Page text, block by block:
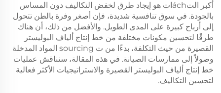
أكبر التáchات هو إيجاد طرق لخفض التكاليف دون المساس
بالجودة. في سوق تنافسية شديدة، فإن أصغر وفرة بالطن تتحول
إلى أرباح كبيرة على المدى الطويل. والأفضل من ذلك، أن هناك
طرقًا لتحسين مكونات مختلفة من خط إنتاج ألياف البوليستر
القصيرة من حيث التكلفة، بدءًا من ت sourcing المواد المدخلة
وصولاً إلى ممارسات الصيانة. في هذه المقالة، سنناقش عمليات
خط إنتاج ألياف البوليستر القصيرة والاستراتيجيات الأكثر فعالية
لتحسين التكاليف.